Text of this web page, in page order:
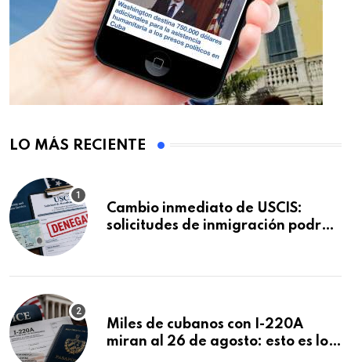
LO MÁS RECIENTE
Cambio inmediato de USCIS:
solicitudes de inmigración podrán
Miles de cubanos con I-220A
miran al 26 de agosto: esto es lo